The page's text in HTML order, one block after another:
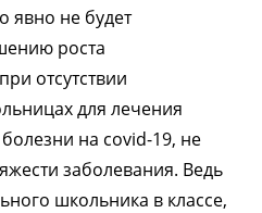
явно не будет
роста
отсутствии
для лечения
на covid-19, не
заболевания. Ведь
школьника в классе,